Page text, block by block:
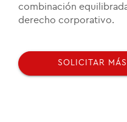
combinación
derecho corporativo.
SOLICITAR